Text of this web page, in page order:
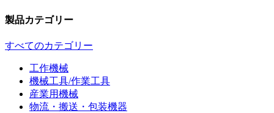
製品カテゴリー
すべてのカテゴリー
工作機械
機械工具/作業工具
産業用機械
物流・搬送・包装機器